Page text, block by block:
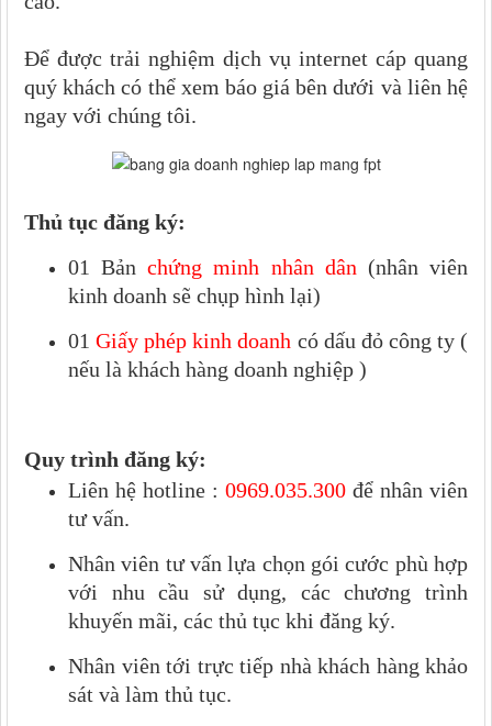
Để được trải nghiệm dịch vụ internet cáp quang
quý khách có thể xem báo giá bên dưới và liên hệ
ngay với chúng tôi.
Thủ tục đăng ký:
01 Bảnchứng minh nhân dân (nhân viên
kinh doanh sẽ chụp hình lại)
01Giấy phép kinh doanh có dấu đỏ công ty (
nếu là khách hàng doanh nghiệp )
Quy trình đăng ký:
Liên hệ hotline : 0969.035.300 để nhân viên
tư vấn.
Nhân viên tư vấn lựa chọn gói cước phù hợp
với nhu cầu sử dụng, các chương trình
khuyến mãi, các thủ tục khi đăng ký.
Nhân viên tới trực tiếp nhà khách hàng khảo
sát và làm thủ tục.